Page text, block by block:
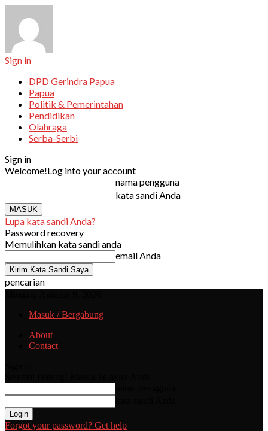
Sign in
DPD Gerindra Papua
Papua
Politik & Pemerintahan
Pendidikan
Olahraga
Serba-Serbi
Sign in
Welcome!Log into your account
nama pengguna
kata sandi Anda
Lupa kata sandi Anda?
Password recovery
Memulihkan kata sandi anda
email Anda
pencarian
Masuk / Bergabung
About
Contact
Forgot your password? Get help